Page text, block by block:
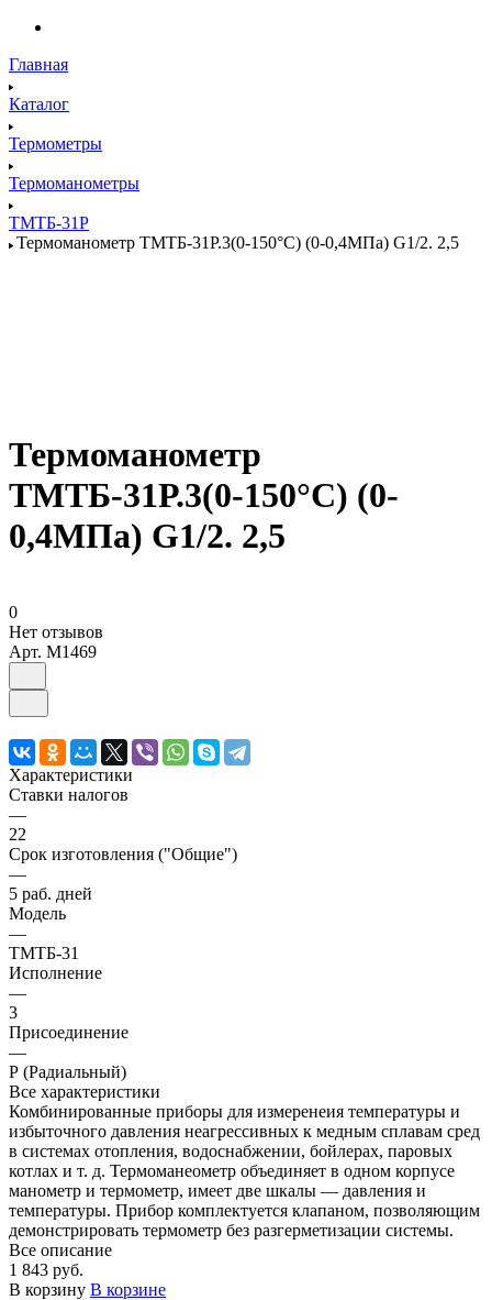
Главная
Каталог
Термометры
Термоманометры
ТМТБ-31Р
Термоманометр ТМТБ-31Р.3(0-150°С) (0-0,4МПа) G1/2. 2,5
Термоманометр
ТМТБ-31Р.3(0-150°С) (0-
0,4МПа) G1/2. 2,5
0
Нет отзывов
Арт. M1469
Характеристики
Ставки налогов
—
22
Срок изготовления ("Общие")
—
5 раб. дней
Модель
—
ТМТБ-31
Исполнение
—
3
Присоединение
—
Р (Радиальный)
Все характеристики
Комбинированные приборы для измеренеия температуры и
избыточного давления неагрессивных к медным сплавам сред
в системах отопления, водоснабжении, бойлерах, паровых
котлах и т. д. Термоманеометр объединяет в одном корпусе
манометр и термометр, имеет две шкалы — давления и
температуры. Прибор комплектуется клапаном, позволяющим
демонстрировать термометр без разгерметизации системы.
Все описание
1 843 руб.
В корзину В корзине